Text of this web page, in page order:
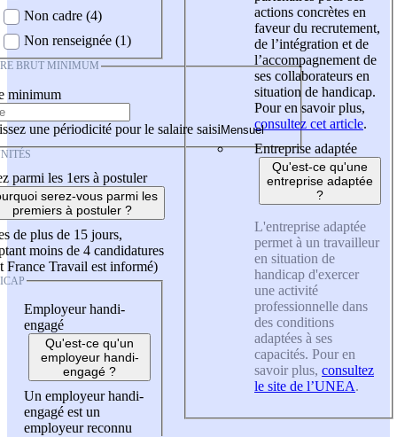
Non cadre (4)
Non renseignée (1)
BRUT MINIMUM
minimum
une périodicité pour le salaire saisi
parmi les 1ers à postuler
serez-vous parmi les
premiers à postuler ?
de plus de 15 jours,
moins de 4 candidatures
France Travail est informé)
Employeur handi-
engagé
Qu'est-ce qu'un
employeur handi-
engagé ?
Un employeur handi-
engagé est un
employeur reconnu
actions concrètes en
faveur du recrutement,
de l’intégration et de
l’accompagnement de
ses collaborateurs en
situation de handicap.
Pour en savoir plus,
consultez cet article.
Entreprise adaptée
Qu'est-ce qu'une
entreprise adaptée
?
L'entreprise adaptée
permet à un travailleur
en situation de
handicap d'exercer
une activité
professionnelle dans
des conditions
adaptées à ses
capacités. Pour en
savoir plus, consultez
le site de l’UNEA.